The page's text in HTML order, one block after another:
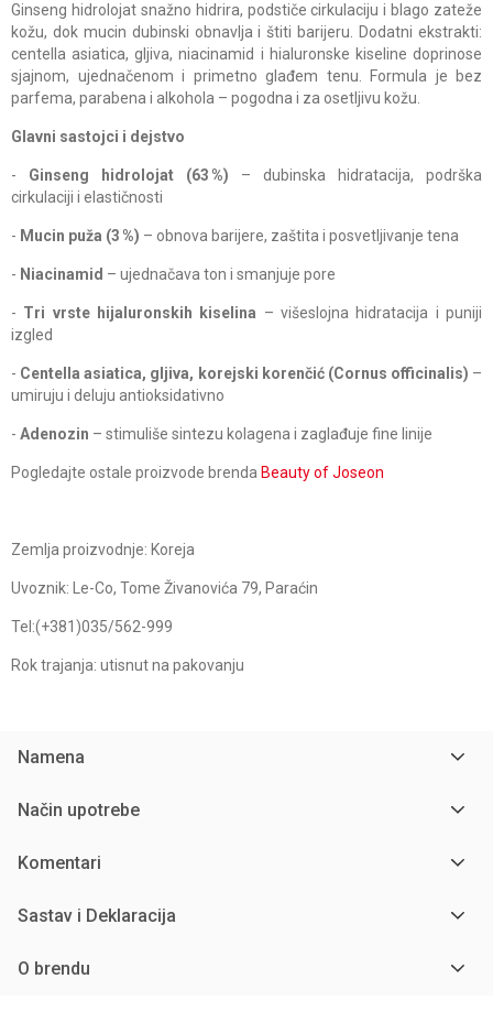
Ginseng hidrolojat snažno hidrira, podstiče cirkulaciju i blago zateže
kožu, dok mucin dubinski obnavlja i štiti barijeru. Dodatni ekstrakti:
centella asiatica, gljiva, niacinamid i hialuronske kiseline doprinose
sjajnom, ujednačenom i primetno glađem tenu. Formula je bez
parfema, parabena i alkohola – pogodna i za osetljivu kožu.
Glavni sastojci i dejstvo
- Ginseng hidrolojat (63 %) – dubinska hidratacija, podrška
cirkulaciji i elastičnosti
- Mucin puža (3 %) – obnova barijere, zaštita i posvetljivanje tena
- Niacinamid – ujednačava ton i smanjuje pore
- Tri vrste hijaluronskih kiselina – višeslojna hidratacija i puniji
izgled
- Centella asiatica, gljiva, korejski korenčić (Cornus officinalis) –
umiruju i deluju antioksidativno
- Adenozin – stimuliše sintezu kolagena i zaglađuje fine linije
Pogledajte ostale proizvode brenda Beauty of Joseon
Zemlja proizvodnje: Koreja
Uvoznik: Le-Co, Tome Živanovića 79, Paraćin
Tel:(+381)035/562-999
Rok trajanja: utisnut na pakovanju
Namena
Način upotrebe
Komentari
Sastav i Deklaracija
O brendu